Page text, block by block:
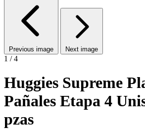
Previous image Next image
1 / 4
Huggies Supreme
Pañales Etapa 4
pzas